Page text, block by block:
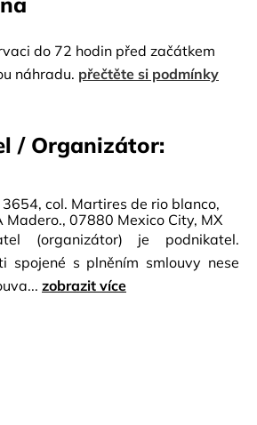
do 72 hodin před začátkem
náhradu. přečtěte si podmínky
/ Organizátor:
col. Martires de rio blanco,
07880 Mexico City, MX
(organizátor) je podnikatel.
spojené s plněním smlouvy nese
zobrazit více